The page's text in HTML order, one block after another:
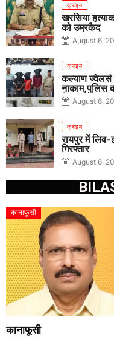
क्राइम
खरसिया
को उम्रकैद
August 6,
क्राइम
कल्याण
नाकाम,पुलिस
पिस्टल,
August 6,
क्राइम
रायपुर में लिव-
गिरफ्तार
August 6,
कानाफूसी
कानाफूसी